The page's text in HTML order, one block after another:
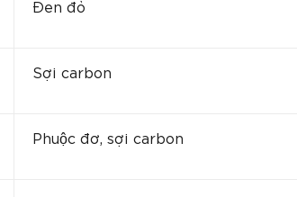
Đen đỏ
Sợi carbon
Phuộc đơ, sợi carbon